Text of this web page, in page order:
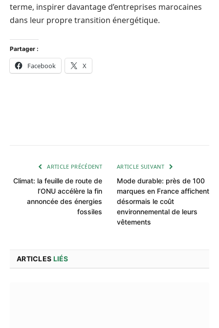
terme, inspirer davantage d’entreprises marocaines
dans leur propre transition énergétique.
Partager :
Facebook X
ARTICLE PRÉCÉDENT
Climat: la feuille de route de
l’ONU accélère la fin
annoncée des énergies
fossiles
ARTICLE SUIVANT
Mode durable: près de 100
marques en France affichent
désormais le coût
environnemental de leurs
vêtements
ARTICLES LIÉS